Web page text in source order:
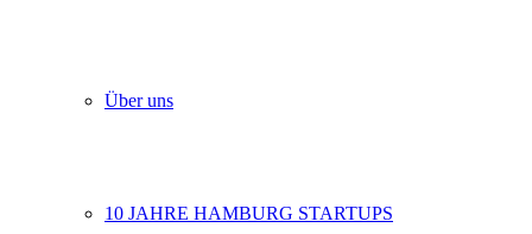
Über uns
10 JAHRE HAMBURG STARTUPS